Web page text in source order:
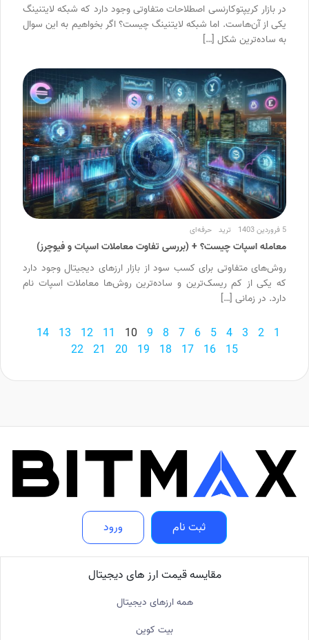
در بازار کریپتوکارنسی اصطلاحات متفاوتی وجود دارد که شبکه لایتنینگ
یکی از آن‌هاست. اما شبکه لایتنینگ چیست؟ اگر بخواهیم به این سوال
به ساده‌ترین شکل […]
5 فروردین 1403 ترید حرفه‌ای
معامله اسپات چیست؟ + (بررسی تفاوت معاملات اسپات و فیوچرز)
روش‌های متفاوتی برای کسب سود از بازار ارزهای دیجیتال وجود دارد
که یکی از کم ریسک‌ترین و ساده‌ترین روش‌ها معاملات اسپات نام
دارد. در زمانی […]
1
2
3
4
5
6
7
8
9
10
11
12
13
14
15
16
17
18
19
20
21
22
ثبت نام ورود
مقایسه قیمت ارز های دیجیتال
همه ارزهای دیجیتال
بیت کوین